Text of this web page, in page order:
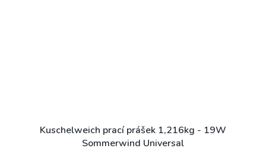
Kuschelweich prací prášek 1,216kg - 19W
Sommerwind Universal